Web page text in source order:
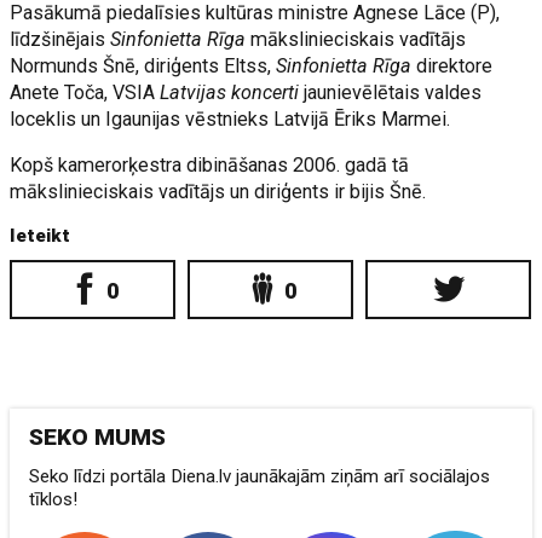
Pasākumā piedalīsies kultūras ministre Agnese Lāce (P),
līdzšinējaisSinfonietta Rīga mākslinieciskais vadītājs
Normunds Šnē, diriģents Eltss,Sinfonietta Rīga direktore
Anete Toča, VSIA Latvijas koncerti jaunievēlētais valdes
loceklis un Igaunijas vēstnieks Latvijā Ēriks Marmei.
Kopš kamerorķestra dibināšanas 2006. gadā tā
mākslinieciskais vadītājs un diriģents ir bijis Šnē.
Ieteikt
0 0
SEKO MUMS
Seko līdzi portāla Diena.lv jaunākajām ziņām arī sociālajos
tīklos!